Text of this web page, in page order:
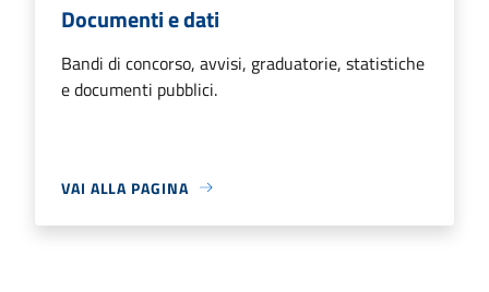
Documenti e dati
Bandi di concorso, avvisi, graduatorie, statistiche
e documenti pubblici.
VAI ALLA PAGINA